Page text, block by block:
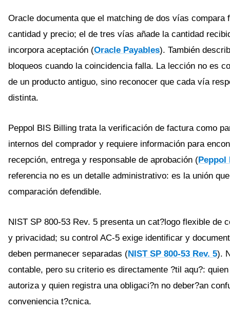
Oracle documenta que el matching de dos vías compara
cantidad y precio; el de tres vías añade la cantidad
incorpora aceptación (Oracle Payables). También
bloqueos cuando la coincidencia falla. La lección no es
de un producto antiguo, sino reconocer que cada vía
distinta.
Peppol BIS Billing trata la verificación de factura como
internos del comprador y requiere información para
recepción, entrega y responsable de aprobación (Peppol
referencia no es un detalle administrativo: es la unión
comparación defendible.
NIST SP 800-53 Rev. 5 presenta un cat?logo flexible de
y privacidad; su control AC-5 exige identificar y
deben permanecer separadas (NIST SP 800-53 Rev. 5).
contable, pero su criterio es directamente ?til aqu?:
autoriza y quien registra una obligaci?n no deber?an
conveniencia t?cnica.